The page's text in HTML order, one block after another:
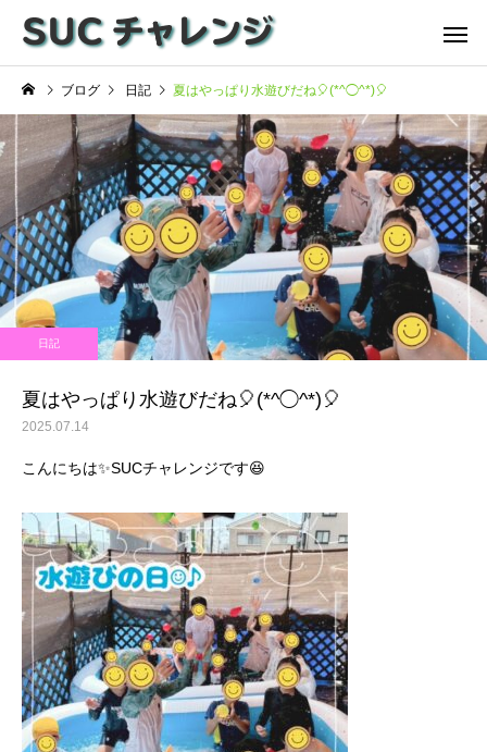
ブログ 日記 夏はやっぱり水遊びだね🎈(*^◯^*)🎈
日記
夏はやっぱり水遊びだね🎈(*^◯^*)🎈
2025.07.14
こんにちは✨SUCチャレンジです😆